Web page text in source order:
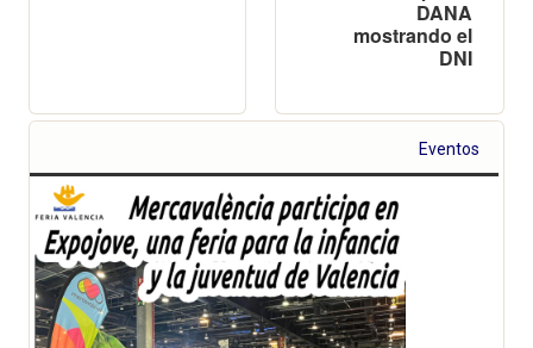
DANA
mostrando el
DNI
Eventos